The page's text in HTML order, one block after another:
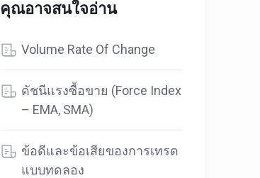
คุณอาจสนใจอ่าน
Volume Rate Of Change
ดัชนีแรงซื้อขาย (Force Index
– EMA, SMA)
ข้อดีและข้อเสียของการเทรด
แบบทดลอง